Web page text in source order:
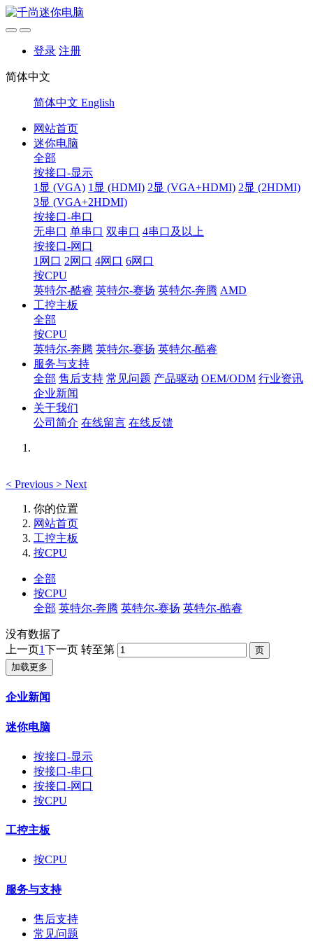
登录 注册
简体中文
简体中文 English
网站首页
迷你电脑
全部
按接口-显示
1显 (VGA) 1显 (HDMI) 2显 (VGA+HDMI) 2显 (2HDMI)
3显 (VGA+2HDMI)
按接口-串口
无串口 单串口 双串口 4串口及以上
按接口-网口
1网口 2网口 4网口 6网口
按CPU
英特尔-酷睿 英特尔-赛扬 英特尔-奔腾 AMD
工控主板
全部
按CPU
英特尔-奔腾 英特尔-赛扬 英特尔-酷睿
服务与支持
全部 售后支持 常见问题 产品驱动 OEM/ODM 行业资讯
企业新闻
关于我们
公司简介 在线留言 在线反馈
< Previous > Next
你的位置
网站首页
工控主板
按CPU
全部
按CPU
全部 英特尔-奔腾 英特尔-赛扬 英特尔-酷睿
没有数据了
上一页1下一页 转至第
加载更多
企业新闻
迷你电脑
按接口-显示
按接口-串口
按接口-网口
按CPU
工控主板
按CPU
服务与支持
售后支持
常见问题